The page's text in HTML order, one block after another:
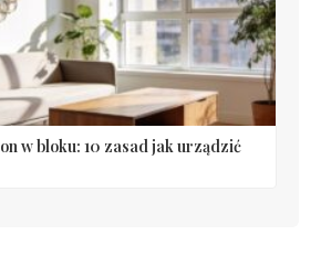
w bloku: 10 zasad jak urządzić